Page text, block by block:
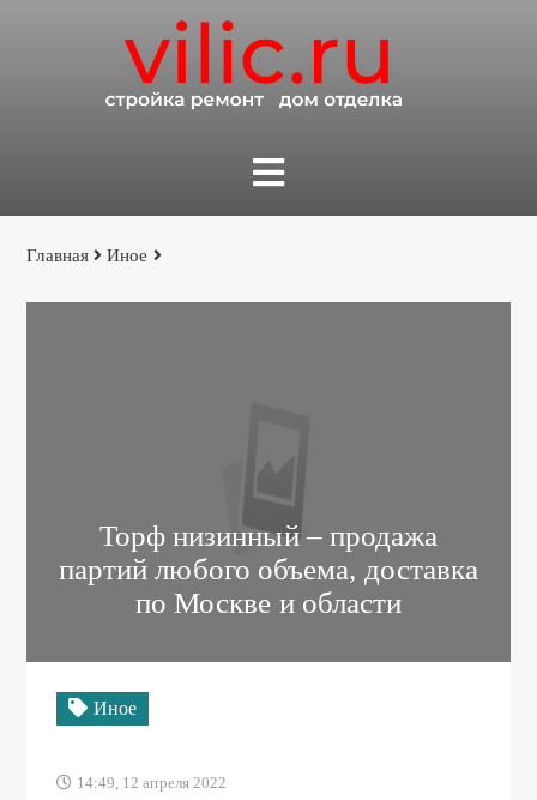
Главная Иное
Торф низинный – продажа
партий любого объема, доставка
по Москве и области
Иное
14:49, 12 апреля 2022